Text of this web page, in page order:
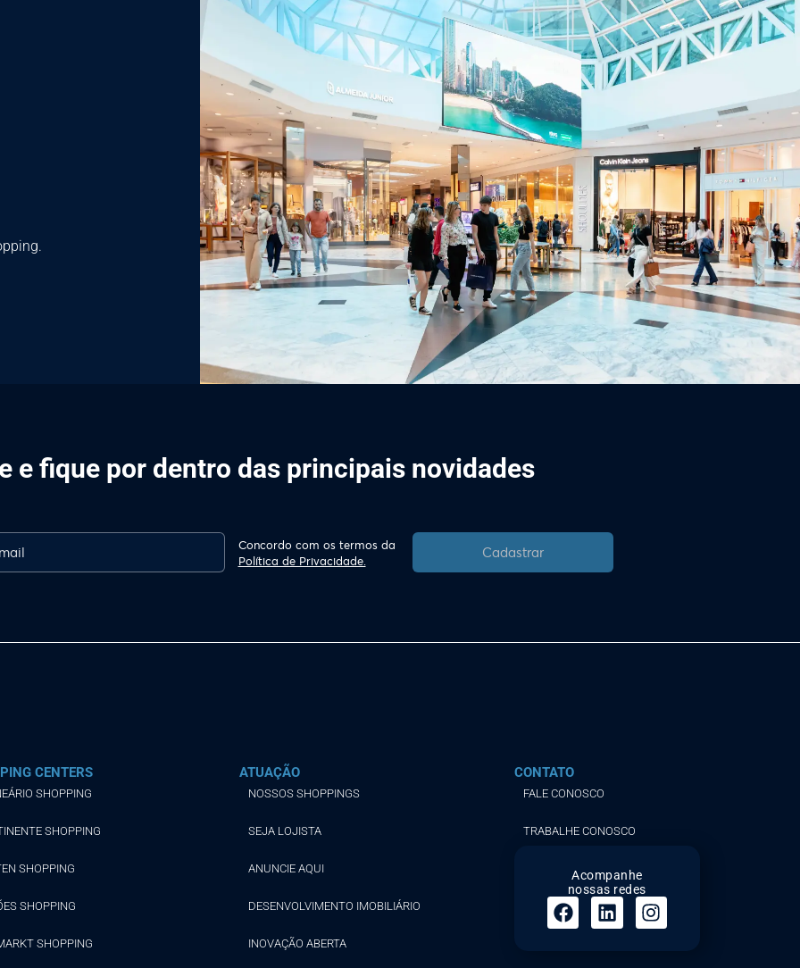
e fique por dentro das principais novidades
Concordo com os termos da
Política de Privacidade.
Cadastrar
CENTERS
SHOPPING
SHOPPING
SHOPPING
SHOPPING
SHOPPING
ATUAÇÃO
NOSSOS SHOPPINGS
SEJA LOJISTA
ANUNCIE AQUI
DESENVOLVIMENTO IMOBILIÁRIO
INOVAÇÃO ABERTA
CONTATO
FALE CONOSCO
TRABALHE CONOSCO
Acompanhe
nossas redes